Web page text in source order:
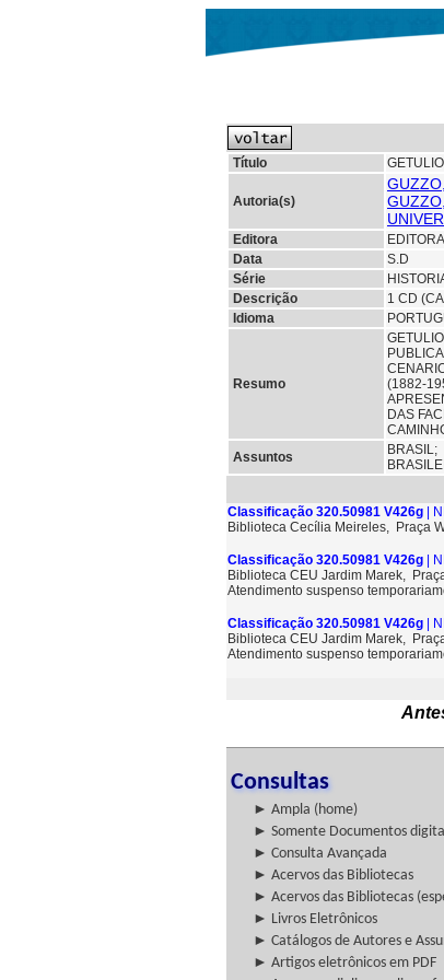
Título
Autoria(s)
Editora
Data
S.D
Série
Descrição
1 CD
Idioma
Resumo
(1882-
DAS
Assuntos
BRASIL;
Classificação 320.50981 V426g |
Biblioteca Cecília Meireles, Praça
Classificação 320.50981 V426g |
Biblioteca CEU Jardim Marek,
Atendimento suspenso
Classificação 320.50981 V426g |
Biblioteca CEU Jardim Marek,
Atendimento suspenso
Consultas
► Ampla (home)
► Somente Documentos
► Consulta Avançada
► Acervos das Bibliotecas
► Acervos das Bibliotecas
► Livros Eletrônicos
► Catálogos de Autores e
► Artigos eletrônicos em PDF